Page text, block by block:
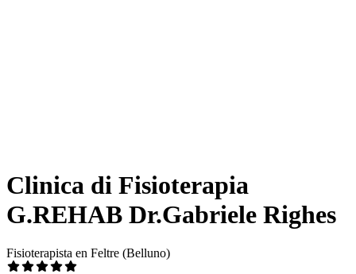
Clinica di Fisioterapia
G.REHAB Dr.Gabriele Righes
Fisioterapista en Feltre (Belluno)